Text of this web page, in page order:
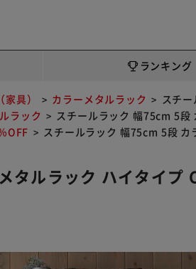
ランキング
具） カラーメタルラック
スチ
ラック
スチールラック 幅75cm 5段
OFF
スチールラック 幅75cm 5段
タルラック ハイタイプ